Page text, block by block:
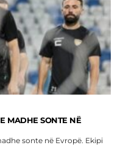
MADHE SONTE NË
sonte në Evropë. Ekipi